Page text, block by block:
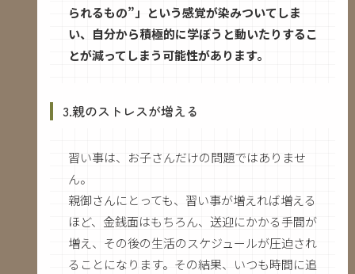
られるもの”」という感覚が染みついてしま
い、自分から積極的に学ぼうと動いたりするこ
とが減ってしまう可能性があります。
3.親のストレスが増える
習い事は、お子さんだけの問題ではありませ
ん。
親御さんにとっても、習い事が増えれば増える
ほど、金銭面はもちろん、送迎にかかる手間が
増え、その後の生活のスケジュールが圧迫され
ることになります。その結果、いつも時間に追